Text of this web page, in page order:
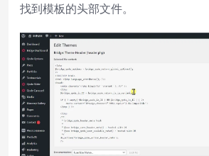
Font Family
Reset
restore all settings to the default
values
Done
Close Modal Dialog
End of dialog window.
找到模板的头部文件。